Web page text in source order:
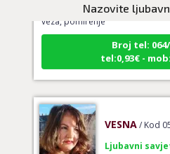
Nazovite
veza, pomirenje
Broj tel: 064/
tel:0,93€ -